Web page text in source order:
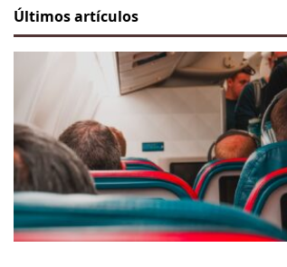
Últimos artículos